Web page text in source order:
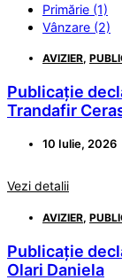
Primărie (1)
Vânzare (2)
AVIZIER,
Publicație
Trandafir
10 Iulie, 2026
Vezi detalii
AVIZIER,
Publicație
Olari Daniela